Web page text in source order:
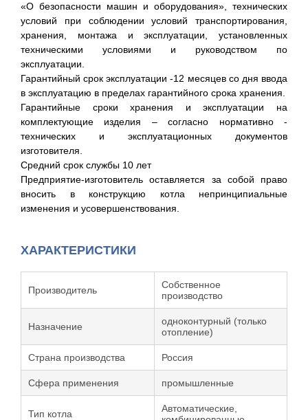
«О безопасности машин и оборудования», технических
условий при соблюдении условий транспортирования,
хранения, монтажа и эксплуатации, установленных
техническими условиями и руководством по
эксплуатации.
Гарантийный срок эксплуатации -12 месяцев со дня ввода
в эксплуатацию в пределах гарантийного срока хранения.
Гарантийные сроки хранения и эксплуатации на
комплектующие изделия – согласно нормативно -
технических и эксплуатационных документов
изготовителя.
Средний срок службы 10 лет
Предприятие-изготовитель оставляется за собой право
вносить в конструкцию котла непринципиальные
изменения и усовершенствования.
ХАРАКТЕРИСТИКИ
Производитель
Собственное
производство
Назначение
одноконтурный (только
отопление)
Страна производства Россия
Сфера применения промышленные
Тип котла
Автоматические,